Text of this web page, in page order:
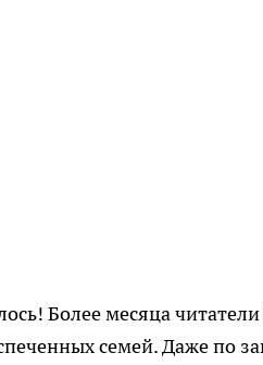
Более месяца
семей. Даже по